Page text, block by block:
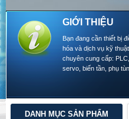
GIỚI THIỆU
Bạn đang cần thiết bị
hóa và dịch vụ kỹ
chuyên cung cấp:
servo, biến tần, phụ
DANH MỤC SẢN PHẨM